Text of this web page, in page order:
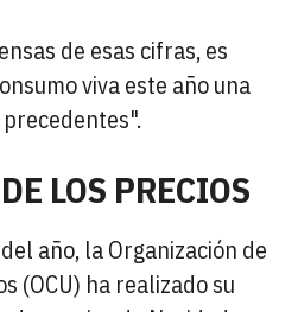
de esas cifras, es
viva este año una
LOS PRECIOS
año, la Organización de
(OCU) ha realizado su